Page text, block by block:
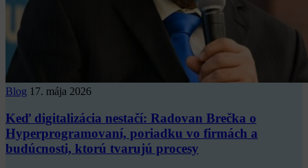
Blog 17. mája 2026
Keď digitalizácia nestačí: Radovan Brečka o
Hyperprogramovaní, poriadku vo firmách a
budúcnosti, ktorú tvarujú procesy